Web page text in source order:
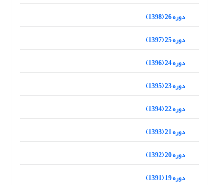
دوره 26 (1398)
دوره 25 (1397)
دوره 24 (1396)
دوره 23 (1395)
دوره 22 (1394)
دوره 21 (1393)
دوره 20 (1392)
دوره 19 (1391)